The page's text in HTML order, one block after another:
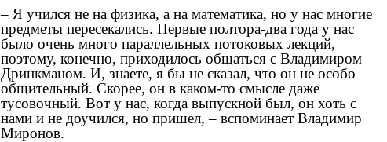
– Я учился не на физика, а на математика, но у нас многие
предметы пересекались. Первые полтора-два года у нас
было очень много параллельных потоковых лекций,
поэтому, конечно, приходилось общаться с Владимиром
Дринкманом. И, знаете, я бы не сказал, что он не особо
общительный. Скорее, он в каком-то смысле даже
тусовочный. Вот у нас, когда выпускной был, он хоть с
нами и не доучился, но пришел, – вспоминает Владимир
Миронов.